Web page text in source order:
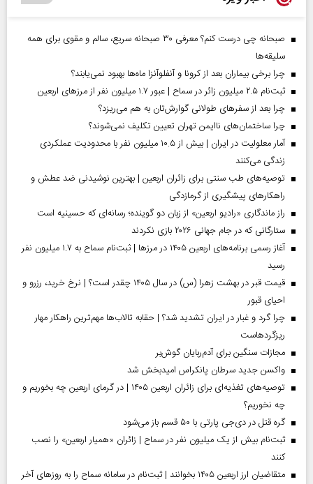
صبحانه چی درست کنم؟ معرفی ۳۰ صبحانه سریع، سالم و مقوی برای همه
سلیقه‌ها
چرا برخی بیماران بعد از کرونا و آنفلوآنزا ماه‌ها بهبود نمی‌یابند؟
ثبت‌نام ۲.۵ میلیون زائر در سماح | عبور ۱.۷ میلیون نفر از مرز‌های اربعین
چرا بعد از سفرهای طولانی گوارش‌تان به هم می‌ریزد؟
چرا ساختمان‌های ناایمن تهران تعیین تکلیف نمی‌شوند؟
آمار معلولیت در ایران | بیش از ۱۰.۵ میلیون نفر با محدودیت عملکردی
زندگی می‌کنند
توصیه‌های طب سنتی برای زائران اربعین | بهترین نوشیدنی ضد عطش و
راهکارهای پیشگیری از گرمازدگی
راز ماندگاری «رادیو اربعین» از زبان دو گوینده؛ رسانه‌ای که حسینیه است
ستارگانی که در جام جهانی ۲۰۲۶ بازی نکردند
آغاز رسمی برنامه‌های اربعین ۱۴۰۵ در مرز‌ها | ثبت‌نام سماح به ۱.۷ میلیون نفر
رسید
قیمت قبر در بهشت زهرا (س) در سال ۱۴۰۵ چقدر است؟ | نرخ خرید، رزرو و
احیای قبور
چرا گرد و غبار در ایران تشدید شد؟ | حقابه تالاب‌ها مهم‌ترین راهکار مهار
ریزگردهاست
مجازات سنگین برای آدم‌ربایان گوش‌بر
واکسن جدید سرطان پانکراس امیدبخش شد
توصیه‌های تغذیه‌ای برای زائران اربعین ۱۴۰۵ | در گرمای اربعین چه بخوریم و
چه نخوریم؟
گره قتل در دی‌جی پارتی با ۵۰ قسم باز می‌شود
ثبت‌نام بیش از یک میلیون نفر در سماح | زائران «همیار اربعین» را نصب
کنند
متقاضیان ارز اربعین ۱۴۰۵ بخوانند | ثبت‌نام در سامانه سماح را به روز‌های آخر